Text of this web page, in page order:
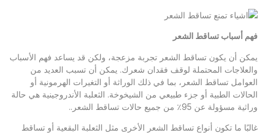
فهم أسباب تساقط الشعر
يمكن أن يكون تساقط الشعر تجربة مزعجة، ولكن قد يساعد فهم الأسباب
والعلاجات المحتملة لوقف فقدان شعرك. يمكن أن تسبب العديد من
العوامل تساقط الشعر، بما في ذلك الوراثة أو التغيرات الهرمونية أو
الحالات الطبية أو جزء طبيعي من الشيخوخة. الثعلبة الأندروجينية هي حالة
وراثية مسؤولة عن 95٪ من جميع حالات تساقط الشعر..
غالبًا ما تكون أنواع تساقط الشعر الأخرى مثل الثعلبة البقعية أو تساقط